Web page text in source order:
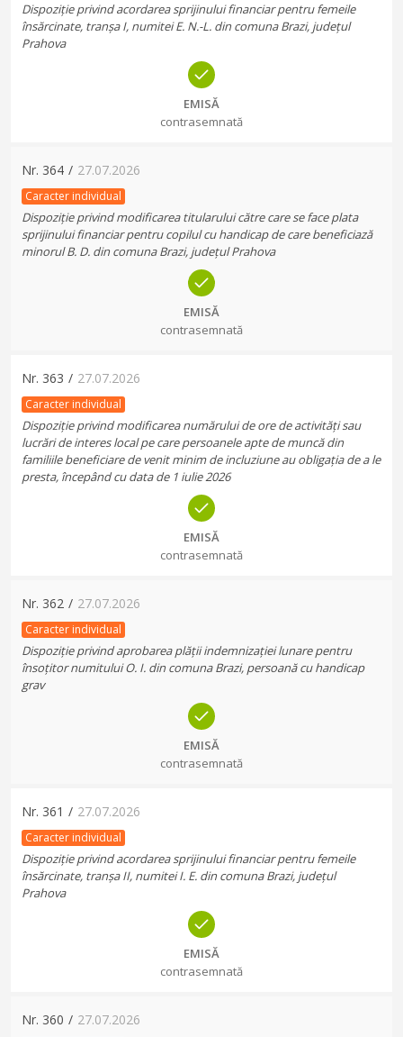
Dispoziție privind acordarea sprijinului financiar pentru femeile
însărcinate, tranșa I, numitei E. N.-L. din comuna Brazi, județul
Prahova
EMISĂ
contrasemnată
Nr. 364 / 27.07.2026
Caracter individual
Dispoziție privind modificarea titularului către care se face plata
sprijinului financiar pentru copilul cu handicap de care beneficiază
minorul B. D. din comuna Brazi, județul Prahova
EMISĂ
contrasemnată
Nr. 363 / 27.07.2026
Caracter individual
Dispoziție privind modificarea numărului de ore de activități sau
lucrări de interes local pe care persoanele apte de muncă din
familiile beneficiare de venit minim de incluziune au obligația de a le
presta, începând cu data de 1 iulie 2026
EMISĂ
contrasemnată
Nr. 362 / 27.07.2026
Caracter individual
Dispoziție privind aprobarea plății indemnizației lunare pentru
însoțitor numitului O. I. din comuna Brazi, persoană cu handicap
grav
EMISĂ
contrasemnată
Nr. 361 / 27.07.2026
Caracter individual
Dispoziție privind acordarea sprijinului financiar pentru femeile
însărcinate, tranșa II, numitei I. E. din comuna Brazi, județul
Prahova
EMISĂ
contrasemnată
Nr. 360 / 27.07.2026